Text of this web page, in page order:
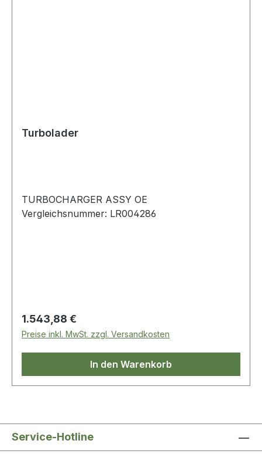
Turbolader
TURBOCHARGER ASSY OE
Vergleichsnummer: LR004286
Regulärer Preis:
1.543,88 €
Preise inkl. MwSt. zzgl. Versandkosten
In den Warenkorb
Service-Hotline